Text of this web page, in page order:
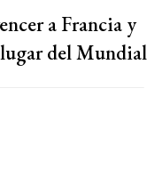
a Francia y
del Mundial